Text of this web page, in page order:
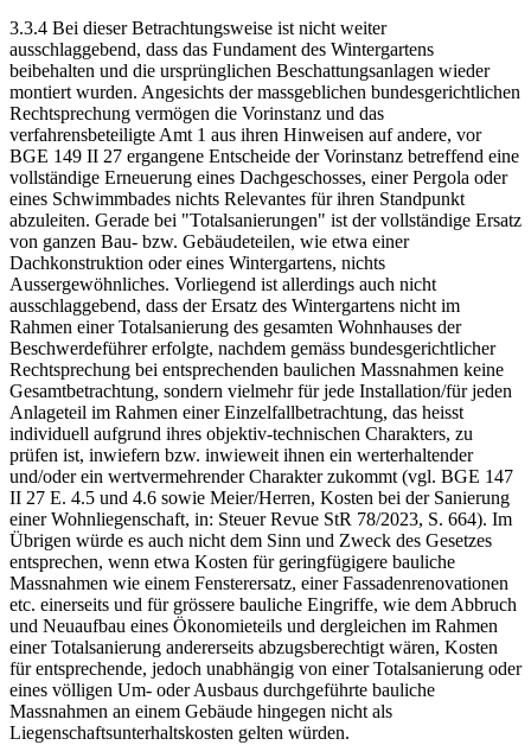
3.3.4 Bei dieser Betrachtungsweise ist nicht weiter
ausschlaggebend, dass das Fundament des Wintergartens
beibehalten und die ursprünglichen Beschattungsanlagen wieder
montiert wurden. Angesichts der massgeblichen bundesgerichtlichen
Rechtsprechung vermögen die Vorinstanz und das
verfahrensbeteiligte Amt 1 aus ihren Hinweisen auf andere, vor
BGE 149 II 27 ergangene Entscheide der Vorinstanz betreffend eine
vollständige Erneuerung eines Dachgeschosses, einer Pergola oder
eines Schwimmbades nichts Relevantes für ihren Standpunkt
abzuleiten. Gerade bei "Totalsanierungen" ist der vollständige Ersatz
von ganzen Bau- bzw. Gebäudeteilen, wie etwa einer
Dachkonstruktion oder eines Wintergartens, nichts
Aussergewöhnliches. Vorliegend ist allerdings auch nicht
ausschlaggebend, dass der Ersatz des Wintergartens nicht im
Rahmen einer Totalsanierung des gesamten Wohnhauses der
Beschwerdeführer erfolgte, nachdem gemäss bundesgerichtlicher
Rechtsprechung bei entsprechenden baulichen Massnahmen keine
Gesamtbetrachtung, sondern vielmehr für jede Installation/für jeden
Anlageteil im Rahmen einer Einzelfallbetrachtung, das heisst
individuell aufgrund ihres objektiv-technischen Charakters, zu
prüfen ist, inwiefern bzw. inwieweit ihnen ein werterhaltender
und/oder ein wertvermehrender Charakter zukommt (vgl. BGE 147
II 27 E. 4.5 und 4.6 sowie Meier/Herren, Kosten bei der Sanierung
einer Wohnliegenschaft, in: Steuer Revue StR 78/2023, S. 664). Im
Übrigen würde es auch nicht dem Sinn und Zweck des Gesetzes
entsprechen, wenn etwa Kosten für geringfügigere bauliche
Massnahmen wie einem Fensterersatz, einer Fassadenrenovationen
etc. einerseits und für grössere bauliche Eingriffe, wie dem Abbruch
und Neuaufbau eines Ökonomieteils und dergleichen im Rahmen
einer Totalsanierung andererseits abzugsberechtigt wären, Kosten
für entsprechende, jedoch unabhängig von einer Totalsanierung oder
eines völligen Um- oder Ausbaus durchgeführte bauliche
Massnahmen an einem Gebäude hingegen nicht als
Liegenschaftsunterhaltskosten gelten würden.